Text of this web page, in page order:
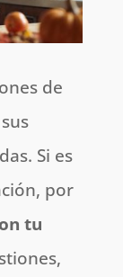
de
Si es
por
tu